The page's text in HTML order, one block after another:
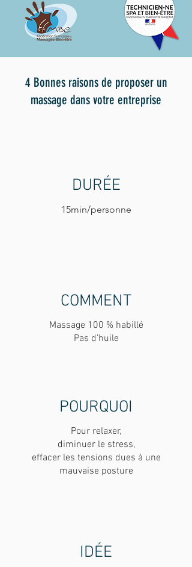
4 Bonnes raisons de proposer un
massage dans votre entreprise
DURÉE
15min/personne
COMMENT
Massage 100 % habillé
Pas d’huile
POURQUOI
Pour relaxer,
diminuer le stress,
effacer les tensions dues à une
mauvaise posture
IDÉE